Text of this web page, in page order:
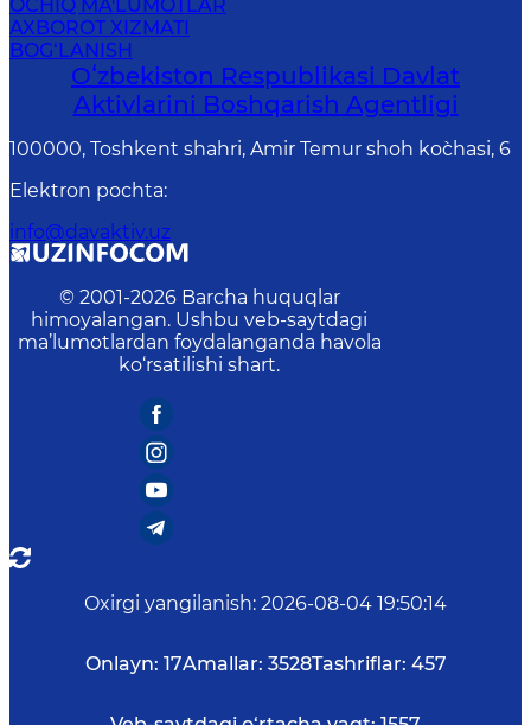
OCHIQ MA'LUMOTLAR
AXBOROT XIZMATI
BOG‘LANISH
Oʻzbekiston Respublikasi Davlat
Aktivlarini Boshqarish Agentligi
100000, Toshkent shahri, Amir Temur shoh ko`chasi, 6
Elektron pochta:
info@davaktiv.uz
© 2001-2026 Barcha huquqlar
himoyalangan. Ushbu veb-saytdagi
ma’lumotlardan foydalanganda havola
ko‘rsatilishi shart.
Oxirgi yangilanish: 2026-08-04 19:50:14
Onlayn: 17Amallar: 3528Tashriflar: 457